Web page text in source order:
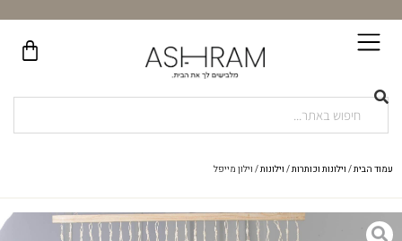
עמוד הבית/ וילונות וכותרות/ וילונות/ וילון מייפל